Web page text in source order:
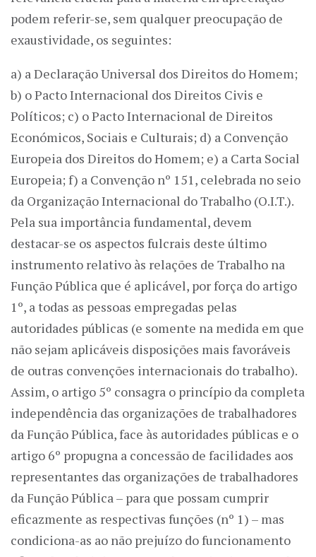
podem referir-se, sem qualquer preocupação de
exaustividade, os seguintes:
a) a Declaração Universal dos Direitos do Homem;
b) o Pacto Internacional dos Direitos Civis e
Políticos; c) o Pacto Internacional de Direitos
Económicos, Sociais e Culturais; d) a Convenção
Europeia dos Direitos do Homem; e) a Carta Social
Europeia; f) a Convenção nº 151, celebrada no seio
da Organização Internacional do Trabalho (O.I.T.).
Pela sua importância fundamental, devem
destacar-se os aspectos fulcrais deste último
instrumento relativo às relações de Trabalho na
Função Pública que é aplicável, por força do artigo
1º, a todas as pessoas empregadas pelas
autoridades públicas (e somente na medida em que
não sejam aplicáveis disposições mais favoráveis
de outras convenções internacionais do trabalho).
Assim, o artigo 5º consagra o princípio da completa
independência das organizações de trabalhadores
da Função Pública, face às autoridades públicas e o
artigo 6º propugna a concessão de facilidades aos
representantes das organizações de trabalhadores
da Função Pública – para que possam cumprir
eficazmente as respectivas funções (nº 1) – mas
condiciona-as ao não prejuízo do funcionamento